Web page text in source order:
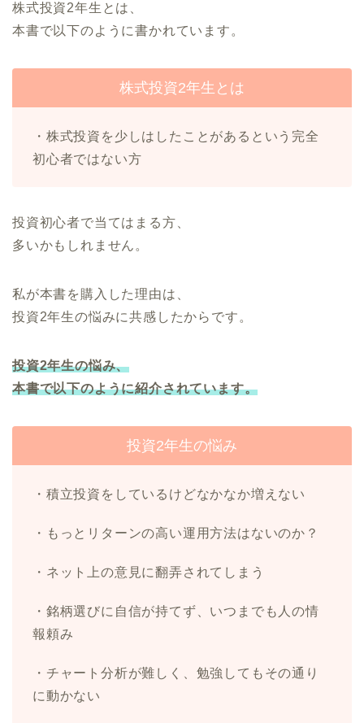
株式投資2年生とは、
本書で以下のように書かれています。
株式投資2年生とは
・株式投資を少しはしたことがあるという完全
初心者ではない方
投資初心者で当てはまる方、
多いかもしれません。
私が本書を購入した理由は、
投資2年生の悩みに共感したからです。
投資2年生の悩み、
本書で以下のように紹介されています。
投資2年生の悩み
・積立投資をしているけどなかなか増えない
・もっとリターンの高い運用方法はないのか？
・ネット上の意見に翻弄されてしまう
・銘柄選びに自信が持てず、いつまでも人の情
報頼み
・チャート分析が難しく、勉強してもその通り
に動かない